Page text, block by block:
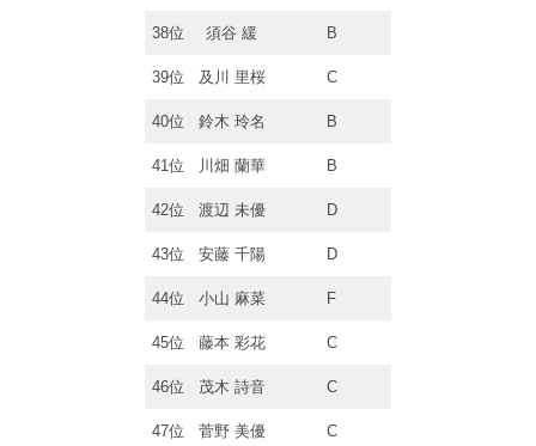
38位 須谷 緩 B
39位 及川 里桜 C
40位 鈴木 玲名 B
41位 川畑 蘭華 B
42位 渡辺 未優 D
43位 安藤 千陽 D
44位 小山 麻菜 F
45位 藤本 彩花 C
46位 茂木 詩音 C
47位 菅野 美優 C